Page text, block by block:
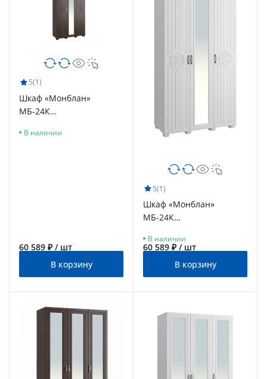
5(1)
Шкаф «Монблан»
МБ-24К
венге/орех шоколадный
В наличии
60 589 ₽ / шт
В корзину
5(1)
Шкаф «Монблан»
МБ-24К
дерево
В наличии
60 589 ₽ / шт
В корзину